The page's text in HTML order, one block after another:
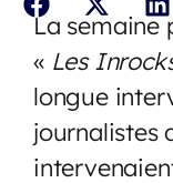
La semaine
« Les
longue
journalistes